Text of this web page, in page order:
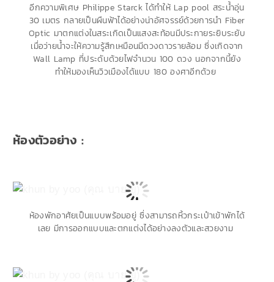
อีกความพิเศษ Philippe Starck ได้ทำให้ Lap pool สระน้ำอุ่น
30 เมตร กลายเป็นผืนฟ้าได้อย่างน่าอัศจรรย์ด้วยการนำ Fiber
Optic มาตกแต่งในสระเกิดเป็นแสงสะท้อนมีประกายระยิบระยับ
เมื่อว่ายน้ำจะให้ความรู้สึกเหมือนมีดวงดาวรายล้อม ซึ่งเกิดจาก
Wall Lamp ที่ประดับด้วยไฟจำนวน 100 ดวง นอกจากนี้ยัง
ทำให้มองเห็นวิวเมืองได้แบบ 180 องศาอีกด้วย
ห้องตัวอย่าง :
ห้องพักอาศัยเป็นแบบพร้อมอยู่ ซึ่งสามารถหิ้วกระเป๋าเข้าพักได้
เลย มีการออกแบบและตกแต่งได้อย่างลงตัวและสวยงาม